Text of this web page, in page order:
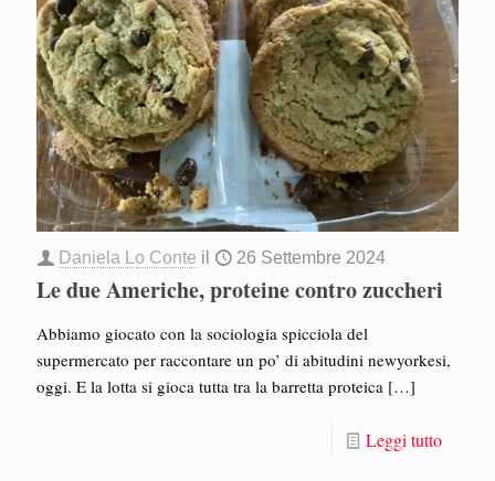
Daniela Lo Conte il 26 Settembre 2024
Le due Americhe, proteine contro zuccheri
Abbiamo giocato con la sociologia spicciola del
supermercato per raccontare un po’ di abitudini newyorkesi,
oggi. E la lotta si gioca tutta tra la barretta proteica […]
Leggi tutto